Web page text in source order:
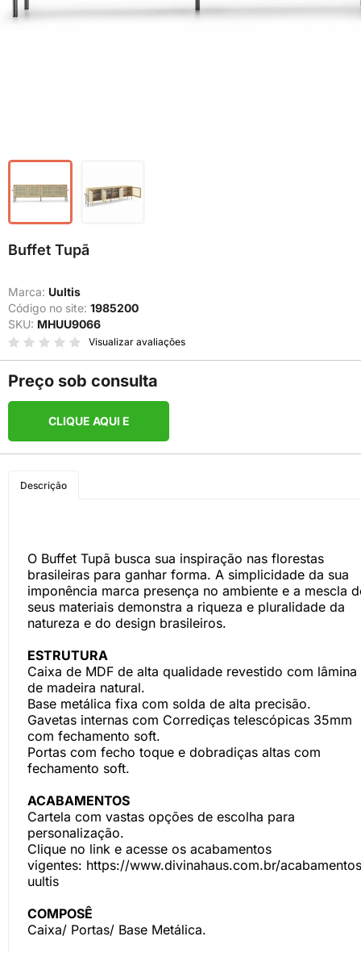
Buffet Tupã
Marca: Uultis
Código no site: 1985200
SKU: MHUU9066
Visualizar avaliações
Preço sob consulta
CLIQUE AQUI E
Descrição
O Buffet Tupã busca sua inspiração nas florestas
brasileiras para ganhar forma. A simplicidade da sua
imponência marca presença no ambiente e a mescla
seus materiais demonstra a riqueza e pluralidade da
natureza e do design brasileiros.
ESTRUTURA
Caixa de MDF de alta qualidade revestido com lâmina
de madeira natural.
Base metálica fixa com solda de alta precisão.
Gavetas internas com Corrediças telescópicas 35mm
com fechamento soft.
Portas com fecho toque e dobradiças altas com
fechamento soft.
ACABAMENTOS
Cartela com vastas opções de escolha para
personalização.
Clique no link e acesse os acabamentos
vigentes: https://www.divinahaus.com.br/
uultis
COMPOSÊ
Caixa/ Portas/ Base Metálica.